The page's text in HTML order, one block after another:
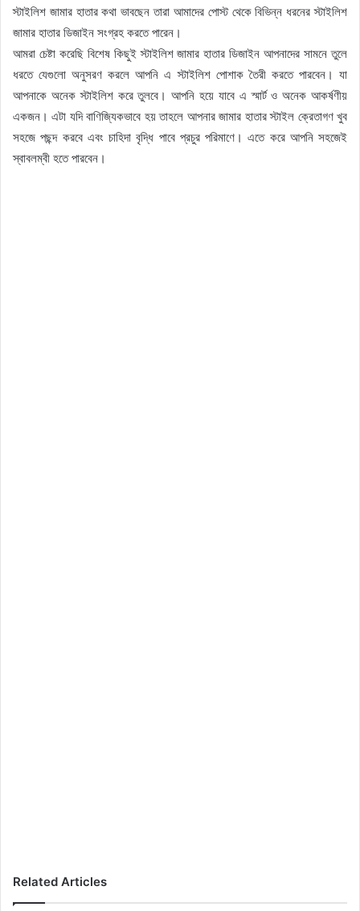
স্টাইলিশ জামার হাতার কথা ভাবছেন তারা আমাদের পোস্ট থেকে বিভিন্ন ধরনের স্টাইলিশ
জামার হাতার ডিজাইন সংগ্রহ করতে পারেন।
আমরা চেষ্টা করেছি বিশেষ কিছুই স্টাইলিশ জামার হাতার ডিজাইন আপনাদের সামনে তুলে
ধরতে যেগুলো অনুসরণ করলে আপনি এ স্টাইলিশ পোশাক তৈরী করতে পারবেন। যা
আপনাকে অনেক স্টাইলিশ করে তুলবে। আপনি হয়ে যাবে এ স্মার্ট ও অনেক আকর্ষণীয়
একজন। এটা যদি বাণিজ্যিকভাবে হয় তাহলে আপনার জামার হাতার স্টাইল ক্রেতাগণ খুব
সহজে পছন্দ করবে এবং চাহিদা বৃদ্ধি পাবে প্রচুর পরিমাণে। এতে করে আপনি সহজেই
স্বাবলম্বী হতে পারবেন।
Related Articles